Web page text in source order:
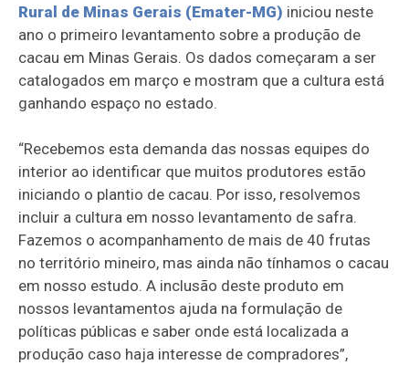
Rural de Minas Gerais (Emater-MG) iniciou neste
ano o primeiro levantamento sobre a produção de
cacau em Minas Gerais. Os dados começaram a ser
catalogados em março e mostram que a cultura está
ganhando espaço no estado.
“Recebemos esta demanda das nossas equipes do
interior ao identificar que muitos produtores estão
iniciando o plantio de cacau. Por isso, resolvemos
incluir a cultura em nosso levantamento de safra.
Fazemos o acompanhamento de mais de 40 frutas
no território mineiro, mas ainda não tínhamos o cacau
em nosso estudo. A inclusão deste produto em
nossos levantamentos ajuda na formulação de
políticas públicas e saber onde está localizada a
produção caso haja interesse de compradores”,